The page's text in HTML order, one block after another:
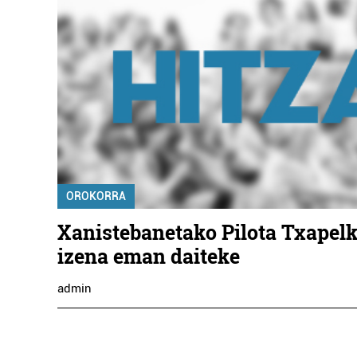
OROKORRA
Xanistebanetako Pilota
izena eman daiteke
admin